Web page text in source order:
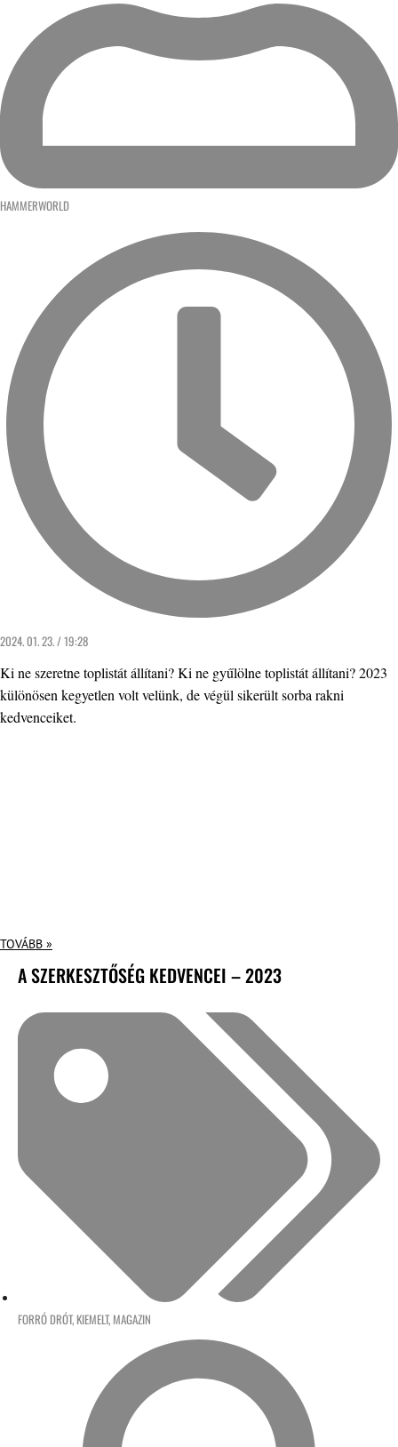
HAMMERWORLD
2024. 01. 23. / 19:28
Ki ne szeretne toplistát állítani? Ki ne gyűlölne toplistát állítani? 2023
különösen kegyetlen volt velünk, de végül sikerült sorba rakni
kedvenceiket.
TOVÁBB »
A SZERKESZTŐSÉG KEDVENCEI – 2023
FORRÓ DRÓT, KIEMELT, MAGAZIN